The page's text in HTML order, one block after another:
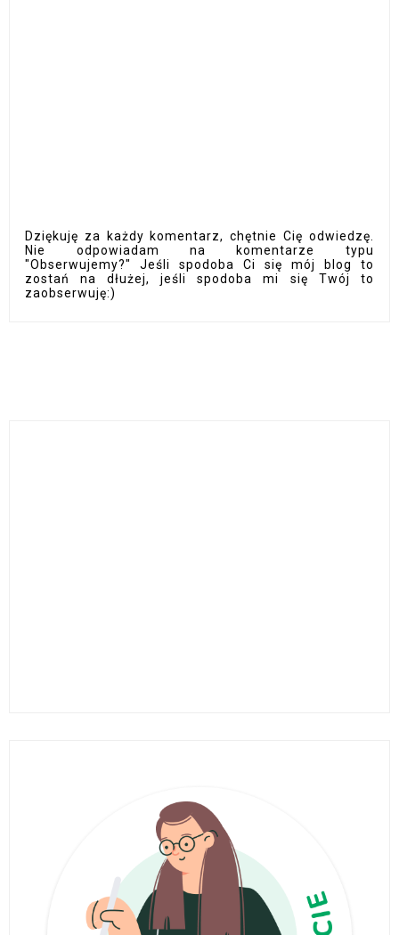
Dziękuję za każdy komentarz, chętnie Cię odwiedzę.
Nie odpowiadam na komentarze typu
"Obserwujemy?" Jeśli spodoba Ci się mój blog to
zostań na dłużej, jeśli spodoba mi się Twój to
zaobserwuję:)